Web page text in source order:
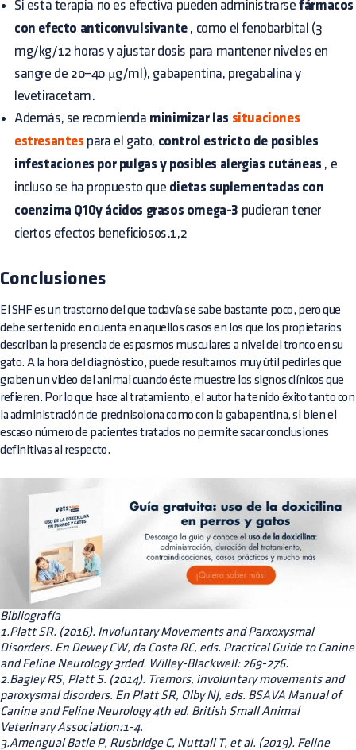
Si esta terapia no es efectiva pueden administrarsefármacos
con efecto anticonvulsivante, como el fenobarbital (3
mg/kg/12 horas y ajustar dosis para mantener niveles en
sangre de 20–40 μg/ml), gabapentina, pregabalina y
levetiracetam.
Además, se recomienda minimizar las situaciones
estresantes para el gato, control estricto de posibles
infestaciones por pulgas y posibles alergias cutáneas , e
incluso se ha propuesto que dietas suplementadas con
coenzima Q10y ácidos grasos omega-3 pudieran tener
ciertos efectos beneficiosos.1,2
Conclusiones
El SHF es un trastorno del que todavía se sabe bastante poco, pero que
debe ser tenido en cuenta en aquellos casos en los que los propietarios
describan la presencia de espasmos musculares a nivel del tronco en su
gato. A la hora del diagnóstico, puede resultarnos muy útil pedirles que
graben un video del animal cuando éste muestre los signos clínicos que
refieren. Por lo que hace al tratamiento, el autor ha tenido éxito tanto con
la administración de prednisolona como con la gabapentina, si bien el
escaso número de pacientes tratados no permite sacar conclusiones
definitivas al respecto.
Bibliografía
1.Platt SR. (2016). Involuntary Movements and Parxoxysmal
Disorders. En Dewey CW, da Costa RC, eds. Practical Guide to Canine
and Feline Neurology 3rded. Willey-Blackwell: 269-276.
2.Bagley RS, Platt S. (2014). Tremors, involuntary movements and
paroxysmal disorders. En Platt SR, Olby NJ, eds. BSAVA Manual of
Canine and Feline Neurology 4th ed. British Small Animal
Veterinary Association:1-4.
3.Amengual Batle P, Rusbridge C, Nuttall T, et al. (2019). Feline